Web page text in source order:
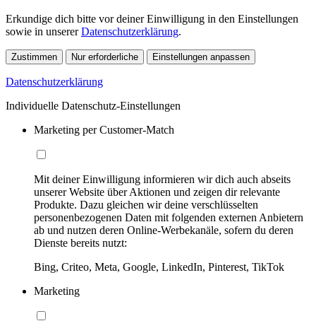
Erkundige dich bitte vor deiner Einwilligung in den Einstellungen
sowie in unsererDatenschutzerklärung.
Zustimmen Nur erforderliche Einstellungen anpassen
Datenschutzerklärung
Individuelle Datenschutz-Einstellungen
Marketing per Customer-Match
Mit deiner Einwilligung informieren wir dich auch abseits
unserer Website über Aktionen und zeigen dir relevante
Produkte. Dazu gleichen wir deine verschlüsselten
personenbezogenen Daten mit folgenden externen Anbietern
ab und nutzen deren Online-Werbekanäle, sofern du deren
Dienste bereits nutzt:
Bing, Criteo, Meta, Google, LinkedIn, Pinterest, TikTok
Marketing